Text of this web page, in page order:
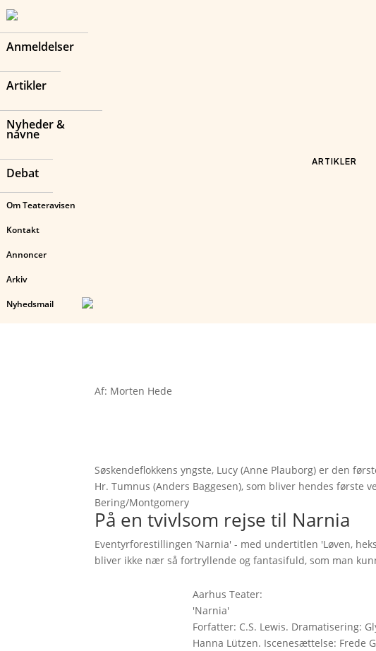
Anmeldelser
Artikler
Nyheder &
navne
Debat
Om Teateravisen
Kontakt
Annoncer
Arkiv
Nyhedsmail
ARTIKLER
Af: Morten Hede
Søskendeflokkens yngste, Lucy (Anne Plauborg) er den
Hr. Tumnus (Anders Baggesen), som bliver hendes første
Bering/Montgomery
På en tvivlsom rejse til Narnia
Eventyrforestillingen ’Narnia' - med undertitlen 'Løven,
bliver ikke nær så fortryllende og fantasifuld, som man
Aarhus Teater:
'Narnia'
Forfatter: C.S. Lewis. Dramatisering:
Hanna Lützen. Iscenesættelse: Frede